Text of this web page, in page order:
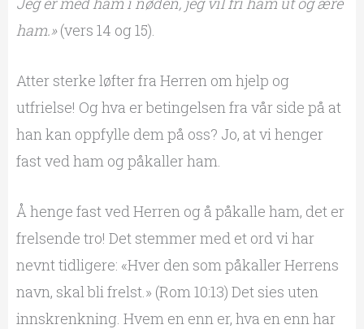
ham.»(vers 14 og 15).
Atter sterke løfter fra Herren om hjelp og
utfrielse! Og hva er betingelsen fra vår side på at
han kan oppfylle dem på oss? Jo, at vi henger
fast ved ham og påkaller ham.
Å henge fast ved Herren og å påkalle ham, det er
frelsende tro! Det stemmer med et ord vi har
nevnt tidligere: «Hver den som påkaller Herrens
navn, skal bli frelst.» (Rom 10:13) Det sies uten
innskrenkning. Hvem en enn er, hva en enn har